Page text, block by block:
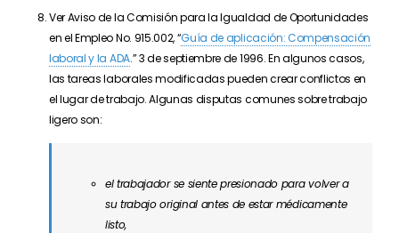
Ver Aviso de la Comisión para la Igualdad de Oportunidades
en el Empleo No. 915.002, “Guía de aplicación: Compensación
laboral y la ADA.” 3 de septiembre de 1996. En algunos casos,
las tareas laborales modificadas pueden crear conflictos en
el lugar de trabajo. Algunas disputas comunes sobre trabajo
ligero son:
el trabajador se siente presionado para volver a
su trabajo original antes de estar médicamente
listo,